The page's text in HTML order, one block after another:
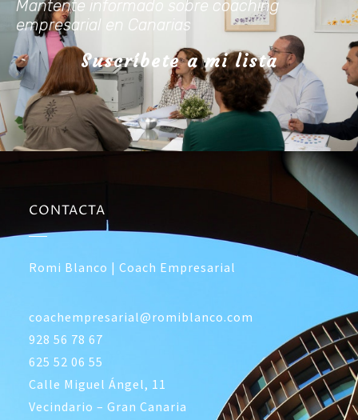
Mantente informado sobre coaching
empresarial en Canarias
Suscríbete a mi lista
CONTACTA
Romi Blanco | Coach Empresarial
coachempresarial@romiblanco.com
928 56 78 67
625 52 06 55
Calle Miguel Ángel, 11
Vecindario – Gran Canaria